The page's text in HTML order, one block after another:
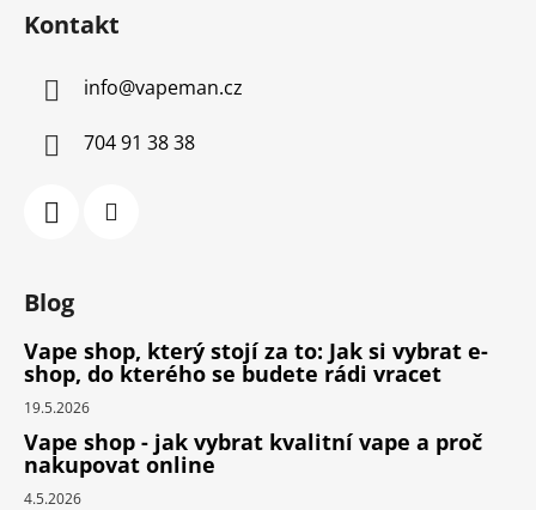
Kontakt
info@vapeman.cz
704 91 38 38
Blog
Vape shop, který stojí za to: Jak si vybrat e-
shop, do kterého se budete rádi vracet
19.5.2026
Vape shop - jak vybrat kvalitní vape a proč
nakupovat online
4.5.2026